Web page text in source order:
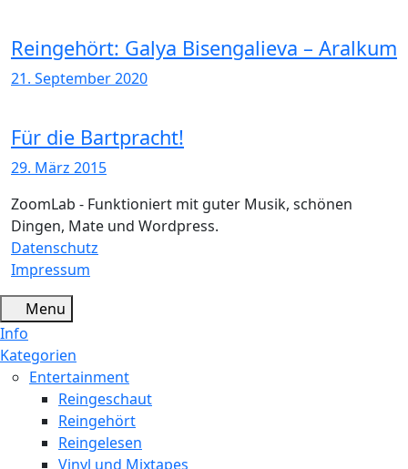
Reingehört: Galya Bisengalieva – Aralkum
21. September 2020
Für die Bartpracht!
29. März 2015
ZoomLab - Funktioniert mit guter Musik, schönen
Dingen, Mate und Wordpress.
Datenschutz
Impressum
Menu
Info
Kategorien
Entertainment
Reingeschaut
Reingehört
Reingelesen
Vinyl und Mixtapes